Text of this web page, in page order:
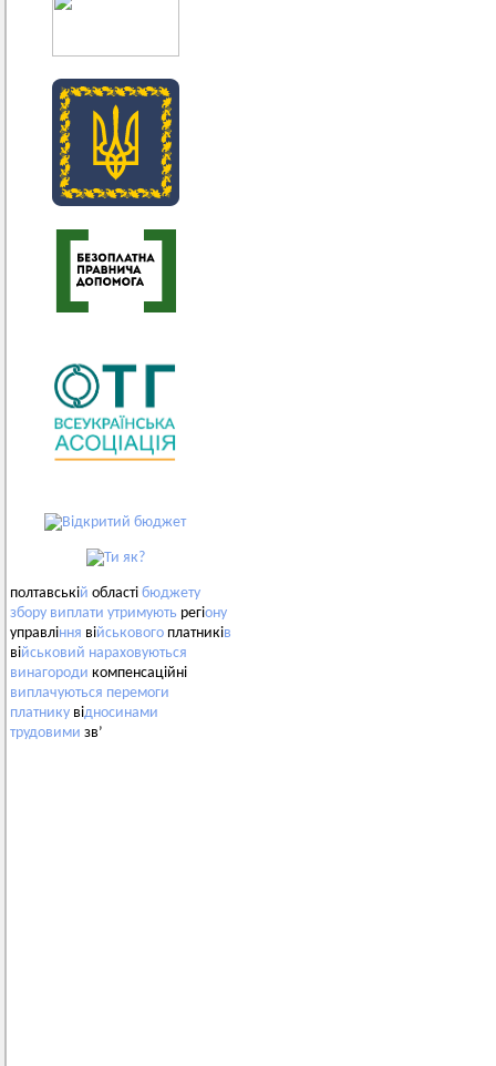
полтавській області бюджету
збору виплати утримують регіону
управління військового платників
військовий нараховуються
винагороди компенсаційні
виплачуються перемоги
платнику відносинами
трудовими зв’